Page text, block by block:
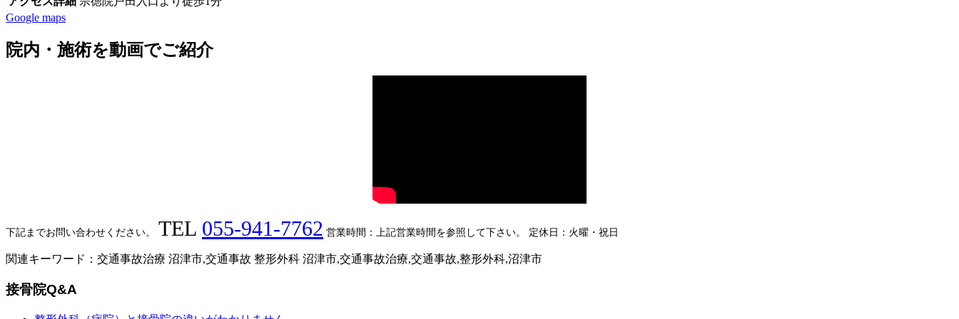
Google maps
院内・施術を動画でご紹介
下記までお問い合わせください。 TEL 055-941-7762 営業時間：上記営業時間を参照して下さい。 定休日：火曜・祝日
関連キーワード：交通事故治療 沼津市,交通事故 整形外科 沼津市,交通事故治療,交通事故,整形外科,沼津市
接骨院Q&A